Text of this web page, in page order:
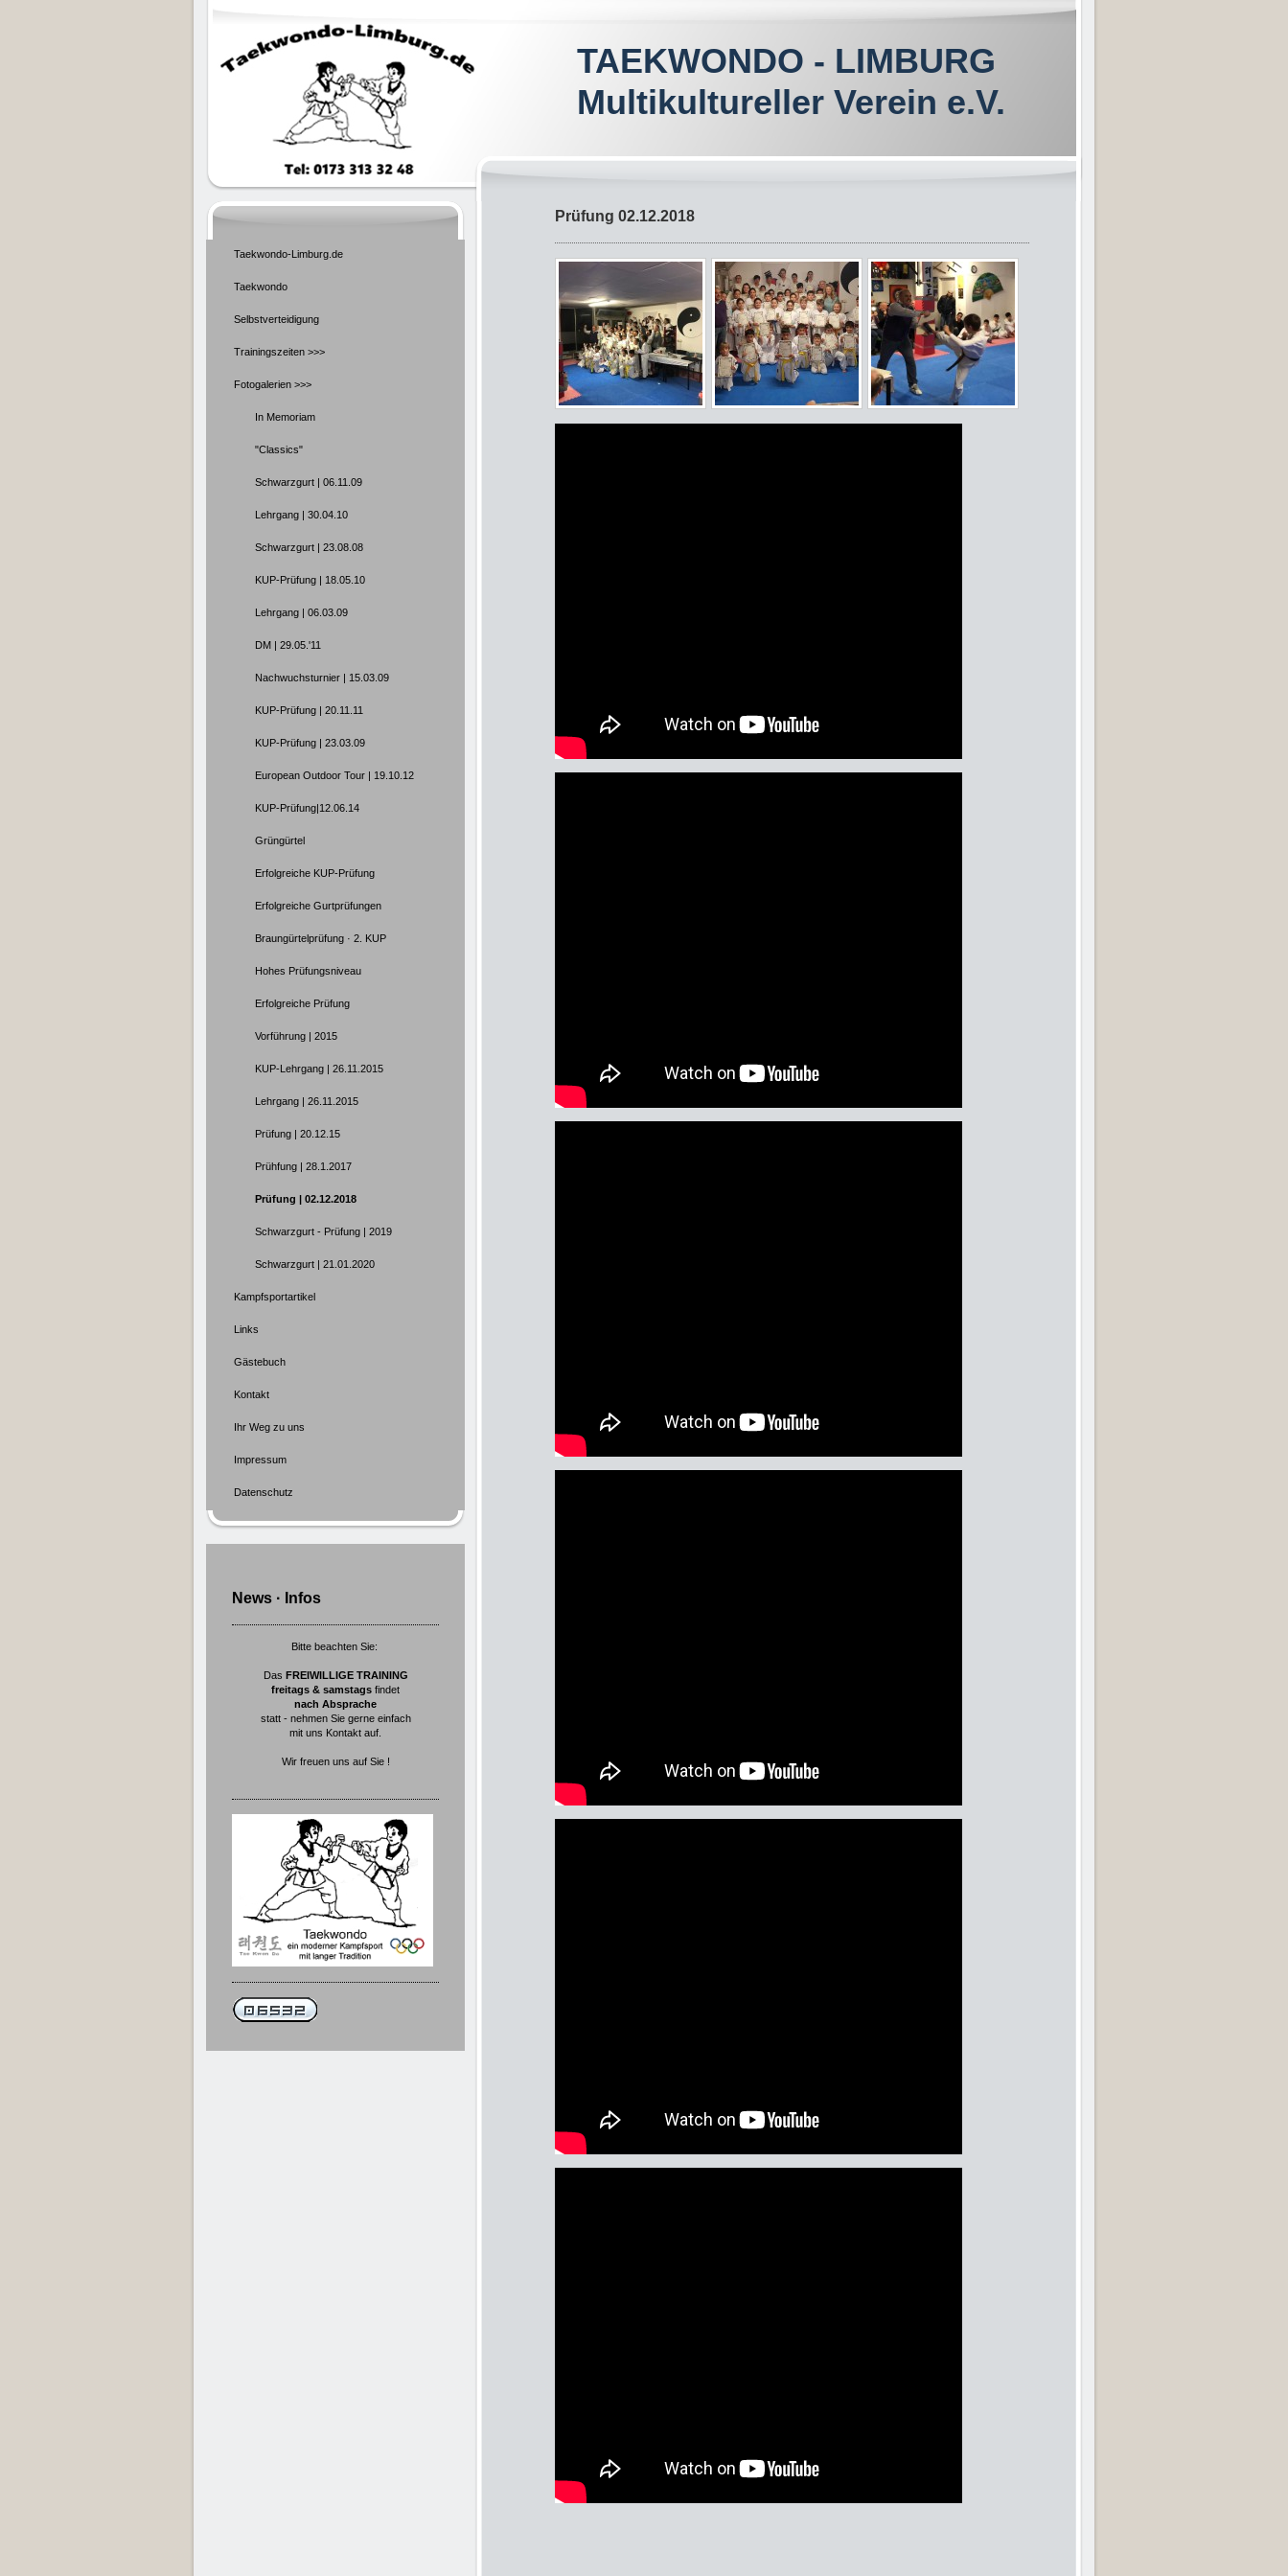
TAEKWONDO - LIMBURG
Multikultureller Verein e.V.
Prüfung 02.12.2018
Taekwondo-Limburg.de
Taekwondo
Selbstverteidigung
Trainingszeiten >>>
Fotogalerien >>>
In Memoriam
"Classics"
Schwarzgurt | 06.11.09
Lehrgang | 30.04.10
Schwarzgurt | 23.08.08
KUP-Prüfung | 18.05.10
Lehrgang | 06.03.09
DM | 29.05.'11
Nachwuchsturnier | 15.03.09
KUP-Prüfung | 20.11.11
KUP-Prüfung | 23.03.09
European Outdoor Tour | 19.10.12
KUP-Prüfung|12.06.14
Grüngürtel
Erfolgreiche KUP-Prüfung
Erfolgreiche Gurtprüfungen
Braungürtelprüfung · 2. KUP
Hohes Prüfungsniveau
Erfolgreiche Prüfung
Vorführung | 2015
KUP-Lehrgang | 26.11.2015
Lehrgang | 26.11.2015
Prüfung | 20.12.15
Prühfung | 28.1.2017
Prüfung | 02.12.2018
Schwarzgurt - Prüfung | 2019
Schwarzgurt | 21.01.2020
Kampfsportartikel
Links
Gästebuch
Kontakt
Ihr Weg zu uns
Impressum
Datenschutz
News · Infos
Bitte beachten Sie:
Das FREIWILLIGE TRAINING
freitags & samstags findet
nach Absprache
statt - nehmen Sie gerne einfach
mit uns Kontakt auf.
Wir freuen uns auf Sie !